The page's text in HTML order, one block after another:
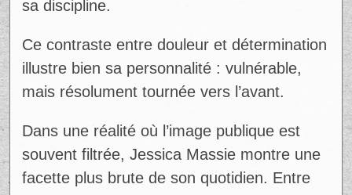
sa discipline.
Ce contraste entre douleur et détermination
illustre bien sa personnalité : vulnérable,
mais résolument tournée vers l’avant.
Dans une réalité où l’image publique est
souvent filtrée, Jessica Massie montre une
facette plus brute de son quotidien. Entre